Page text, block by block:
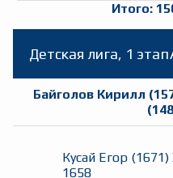
Итого:
Детская лига, 1 этап
Байголов Кирилл (
(
Кусай Егор (1671)
1658